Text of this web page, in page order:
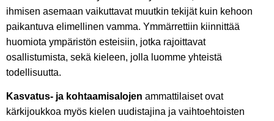
ihmisen asemaan vaikuttavat muutkin tekijät kuin kehoon
paikantuva elimellinen vamma. Ymmärrettiin kiinnittää
huomiota ympäristön esteisiin, jotka rajoittavat
osallistumista, sekä kieleen, jolla luomme yhteistä
todellisuutta.
Kasvatus- ja kohtaamisalojen ammattilaiset ovat
kärkijoukkoa myös kielen uudistajina ja vaihtoehtoisten